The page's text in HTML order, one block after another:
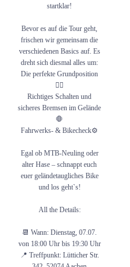
Last-Minute-Updates und ab zum
Ronheider Berg! 🏁⛰️Wir freuen uns
auf euch! 💪🏻 Anonsten bis
spätestens zum große Finale am
14.07.. 📆
@ssb_aachen
#mtblife #mtblove #mtbrider #cycling
#enduro #enduromtb #bikepark #shred
startklar!
Bevor es auf die Tour geht,
frischen wir gemeinsam die
verschiedenen Basics auf. Es
dreht sich diesmal alles um:
Die perfekte Grundposition
🚴‍♂️
Richtiges Schalten und
sicheres Bremsen im Gelände
🛑
Fahrwerks- & Bikecheck⚙️
Egal ob MTB-Neuling oder
alter Hase – schnappt euch
euer geländetaugliches Bike
und los geht`s!
All the Details:
📆 Wann: Dienstag, 07.07.
von 18:00 Uhr bis 19:30 Uhr
📍 Treffpunkt: Lütticher Str.